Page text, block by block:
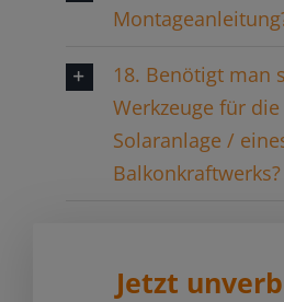
18. Benötigt man
Werkzeuge für
Solaranlage /
Balkonkraftwerks?
Jetzt